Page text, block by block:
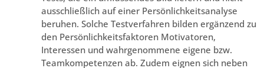
ausschließlich auf einer Persönlichkeitsanalyse
beruhen. Solche Testverfahren bilden ergänzend zu
den Persönlichkeitsfaktoren Motivatoren,
Interessen und wahrgenommene eigene bzw.
Teamkompetenzen ab. Zudem eignen sich neben